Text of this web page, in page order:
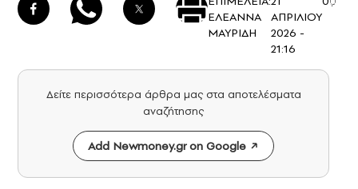
ΕΛΕΑΝΝΑ
ΜΑΥΡΙΔΗ
ΑΠΡΙΛΙΟΥ
2026 -
21:16
Δείτε περισσότερα άρθρα μας στα αποτελέσματα
αναζήτησης
Add Newmoney.gr on Google